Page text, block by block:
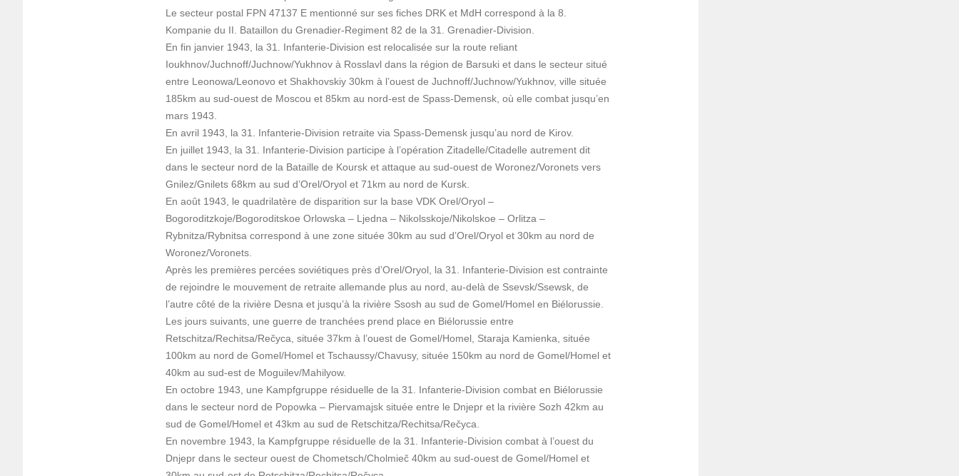
Le secteur postal FPN 47137 E mentionné sur ses fiches DRK et MdH correspond à la 8.
Kompanie du II. Bataillon du Grenadier-Regiment 82 de la 31. Grenadier-Division.
En fin janvier 1943, la 31. Infanterie-Division est relocalisée sur la route reliant
Ioukhnov/Juchnoff/Juchnow/Yukhnov à Rosslavl dans la région de Barsuki et dans le secteur situé
entre Leonowa/Leonovo et Shakhovskiy 30km à l’ouest de Juchnoff/Juchnow/Yukhnov, ville située
185km au sud-ouest de Moscou et 85km au nord-est de Spass-Demensk, où elle combat jusqu’en
mars 1943.
En avril 1943, la 31. Infanterie-Division retraite via Spass-Demensk jusqu’au nord de Kirov.
En juillet 1943, la 31. Infanterie-Division participe à l’opération Zitadelle/Citadelle autrement dit
dans le secteur nord de la Bataille de Koursk et attaque au sud-ouest de Woronez/Voronets vers
Gnilez/Gnilets 68km au sud d’Orel/Oryol et 71km au nord de Kursk.
En août 1943, le quadrilatère de disparition sur la base VDK Orel/Oryol –
Bogoroditzkoje/Bogoroditskoe Orlowska – Ljedna – Nikolsskoje/Nikolskoe – Orlitza –
Rybnitza/Rybnitsa correspond à une zone située 30km au sud d’Orel/Oryol et 30km au nord de
Woronez/Voronets.
Après les premières percées soviétiques près d’Orel/Oryol, la 31. Infanterie-Division est contrainte
de rejoindre le mouvement de retraite allemande plus au nord, au-delà de Ssevsk/Ssewsk, de
l’autre côté de la rivière Desna et jusqu’à la rivière Ssosh au sud de Gomel/Homel en Biélorussie.
Les jours suivants, une guerre de tranchées prend place en Biélorussie entre
Retschitza/Rechitsa/Rečyca, située 37km à l’ouest de Gomel/Homel, Staraja Kamienka, située
100km au nord de Gomel/Homel et Tschaussy/Chavusy, située 150km au nord de Gomel/Homel et
40km au sud-est de Moguilev/Mahilyow.
En octobre 1943, une Kampfgruppe résiduelle de la 31. Infanterie-Division combat en Biélorussie
dans le secteur nord de Popowka – Piervamajsk située entre le Dnjepr et la rivière Sozh 42km au
sud de Gomel/Homel et 43km au sud de Retschitza/Rechitsa/Rečyca.
En novembre 1943, la Kampfgruppe résiduelle de la 31. Infanterie-Division combat à l’ouest du
Dnjepr dans le secteur ouest de Chometsch/Cholmieč 40km au sud-ouest de Gomel/Homel et